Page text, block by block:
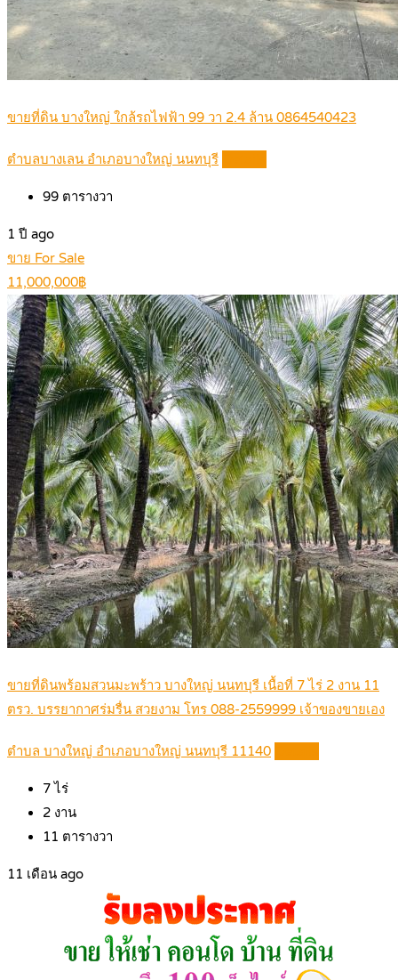
ขายที่ดิน บางใหญ่ ใกล้รถไฟฟ้า 99 วา 2.4 ล้าน 0864540423
ตำบลบางเลน อำเภอบางใหญ่ นนทบุรี
99 ตารางวา
1 ปี ago
ขาย For Sale
11,000,000฿
ขายที่ดินพร้อมสวนมะพร้าว บางใหญ่ นนทบุรี เนื้อที่ 7 ไร่ 2 งาน 11
ตรว. บรรยากาศร่มรื่น สวยงาม โทร 088-2559999 เจ้าของขายเอง
ตำบล บางใหญ่ อำเภอบางใหญ่ นนทบุรี 11140
7ไร่
2 งาน
11 ตารางวา
11 เดือน ago